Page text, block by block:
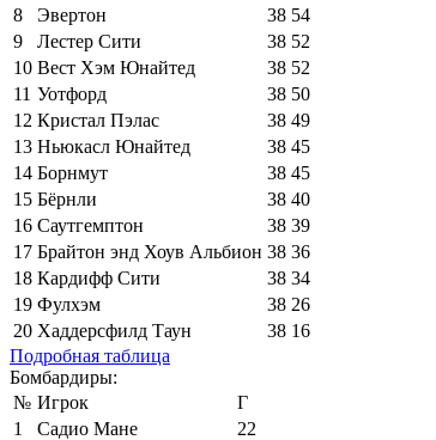
8
Эвертон 38 54
9
Лестер Сити 38 52
10 Вест Хэм Юнайтед 38 52
11 Уотфорд 38 50
12 Кристал Пэлас 38 49
13 Ньюкасл Юнайтед 38 45
14 Борнмут 38 45
15 Бёрнли 38 40
16 Саутгемптон 38 39
17 Брайтон энд Хоув Альбион 38 36
18 Кардифф Сити 38 34
19 Фулхэм 38 26
20 Хаддерсфилд Таун 38 16
Подробная таблица
Бомбардиры:
№ Игрок
Г
1
Садио Мане
22